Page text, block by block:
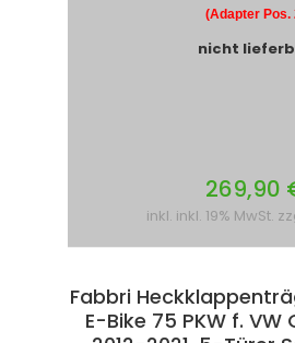
(Adapter Pos.
nicht
269,90
inkl. inkl. 19% MwSt.
Fabbri
E-Bike 75 PKW f. VW